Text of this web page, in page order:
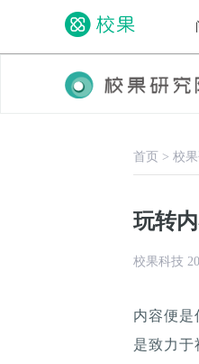
首页 > 校
玩转
校果科技
内容便是
是致力于